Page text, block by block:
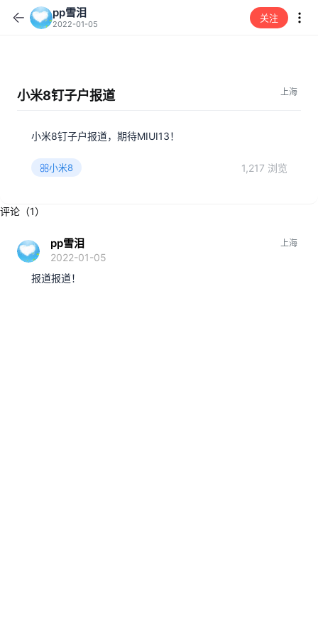
pp雪泪
2022-01-05
关注
小米8钉子户报道 上海
小米8钉子户报道，期待MIUI13！
小米8 1,217 浏览
评论（1）
pp雪泪
2022-01-05
上海
报道报道！